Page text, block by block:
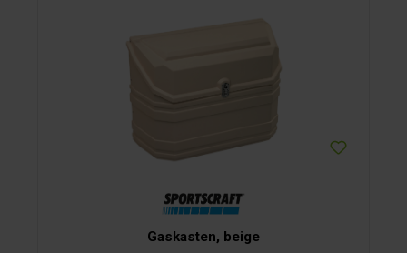
Gaskasten, beige